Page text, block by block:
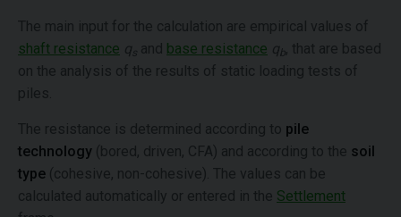
The main input for the calculation are empirical values of
shaft resistance qs and base resistance qb, that are based
on the analysis of the results of static loading tests of
piles.
The resistance is determined according to pile
technology (bored, driven, CFA) and according to the soil
type (cohesive, non-cohesive). The values can be
calculated automatically or entered in the Settlement